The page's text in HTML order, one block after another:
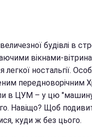
будівлі в
вікнами-
легкої ностальгії.
передноворічним
в ЦУМ – у цю
Навіщо? Щоб
куди ж без цього.